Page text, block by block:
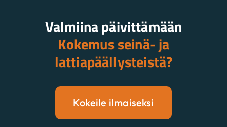
Valmiina päivittämään
Kokemus seinä- ja
lattiapäällysteistä?
Kokeile ilmaiseksi